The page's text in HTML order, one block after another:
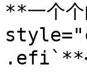
**一个
.efi`**</